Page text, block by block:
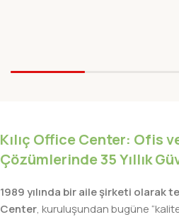
Kılıç Office Center: Ofis
Çözümlerinde 35 Yıllık
1989 yılında bir aile şirketi olarak
Center, kuruluşundan bugüne